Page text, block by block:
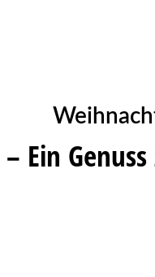
– Ein